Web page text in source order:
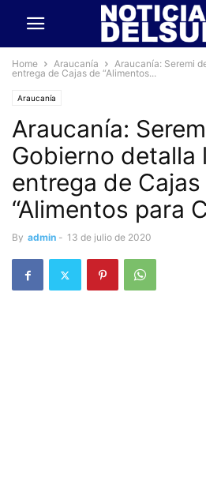
Home Araucanía
Araucanía: Seremi
entrega de Cajas de “Alimentos...
Araucanía
Araucanía:
Gobierno detalla
entrega de Cajas
“Alimentos para
By admin - 13 de julio de 2020